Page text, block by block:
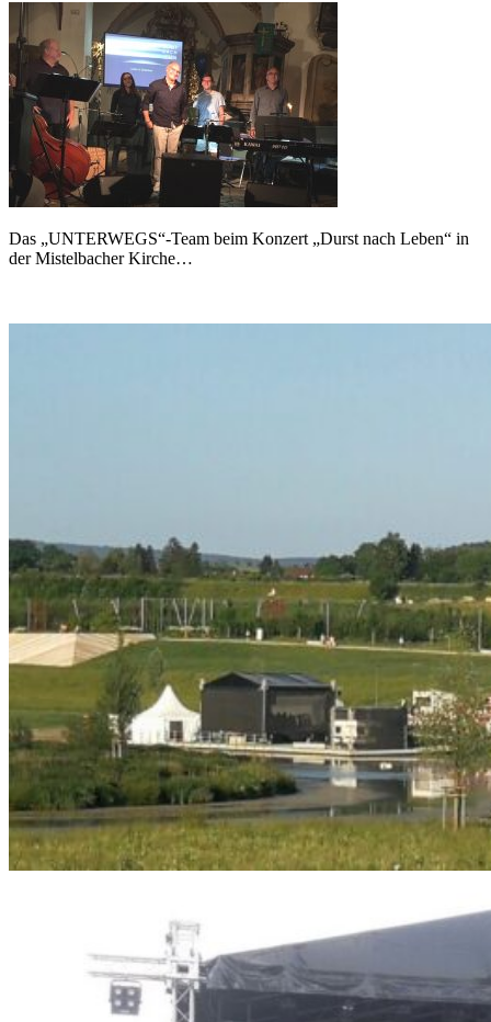
Das „UNTERWEGS“-Team beim Konzert „Durst nach Leben“ in
der Mistelbacher Kirche…